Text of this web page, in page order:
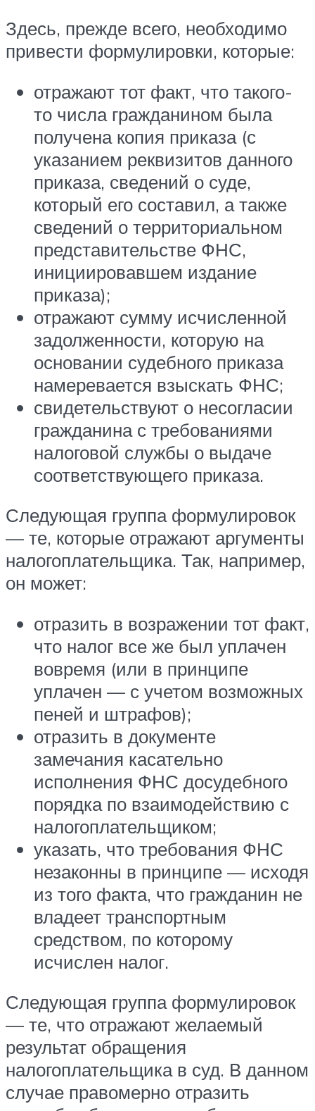
Здесь, прежде всего, необходимо
привести формулировки, которые:
отражают тот факт, что такого-
то числа гражданином была
получена копия приказа (с
указанием реквизитов данного
приказа, сведений о суде,
который его составил, а также
сведений о территориальном
представительстве ФНС,
инициировавшем издание
приказа);
отражают сумму исчисленной
задолженности, которую на
основании судебного приказа
намеревается взыскать ФНС;
свидетельствуют о несогласии
гражданина с требованиями
налоговой службы о выдаче
соответствующего приказа.
Следующая группа формулировок
— те, которые отражают аргументы
налогоплательщика. Так, например,
он может:
отразить в возражении тот факт,
что налог все же был уплачен
вовремя (или в принципе
уплачен — с учетом возможных
пеней и штрафов);
отразить в документе
замечания касательно
исполнения ФНС досудебного
порядка по взаимодействию с
налогоплательщиком;
указать, что требования ФНС
незаконны в принципе — исходя
из того факта, что гражданин не
владеет транспортным
средством, по которому
исчислен налог.
Следующая группа формулировок
— те, что отражают желаемый
результат обращения
налогоплательщика в суд. В данном
случае правомерно отразить